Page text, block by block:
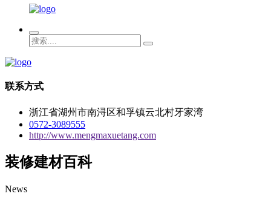
联系方式
浙江省湖州市南浔区和孚镇云北村牙家湾
0572-3089555
http://www.mengmaxuetang.com
装修建材百科
News